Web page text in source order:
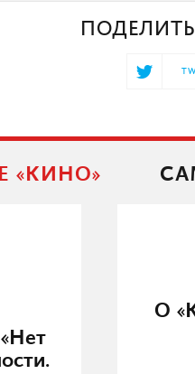
«КИНО»
О